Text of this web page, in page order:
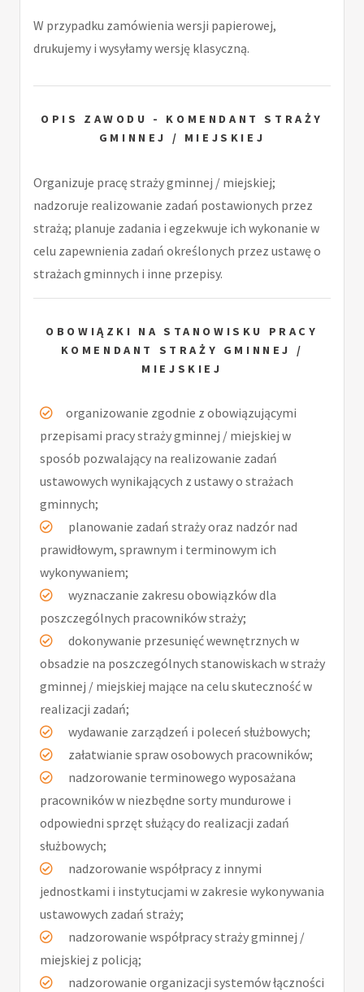
W przypadku zamówienia wersji papierowej,
drukujemy i wysyłamy wersję klasyczną.
OPIS ZAWODU - KOMENDANT STRAŻY
GMINNEJ / MIEJSKIEJ
Organizuje pracę straży gminnej / miejskiej;
nadzoruje realizowanie zadań postawionych przez
strażą; planuje zadania i egzekwuje ich wykonanie w
celu zapewnienia zadań określonych przez ustawę o
strażach gminnych i inne przepisy.
OBOWIĄZKI NA STANOWISKU PRACY
KOMENDANT STRAŻY GMINNEJ /
MIEJSKIEJ
organizowanie zgodnie z obowiązującymi
przepisami pracy straży gminnej / miejskiej w
sposób pozwalający na realizowanie zadań
ustawowych wynikających z ustawy o strażach
gminnych;
planowanie zadań straży oraz nadzór nad
prawidłowym, sprawnym i terminowym ich
wykonywaniem;
wyznaczanie zakresu obowiązków dla
poszczególnych pracowników straży;
dokonywanie przesunięć wewnętrznych w
obsadzie na poszczególnych stanowiskach w straży
gminnej / miejskiej mające na celu skuteczność w
realizacji zadań;
wydawanie zarządzeń i poleceń służbowych;
załatwianie spraw osobowych pracowników;
nadzorowanie terminowego wyposażana
pracowników w niezbędne sorty mundurowe i
odpowiedni sprzęt służący do realizacji zadań
służbowych;
nadzorowanie współpracy z innymi
jednostkami i instytucjami w zakresie wykonywania
ustawowych zadań straży;
nadzorowanie współpracy straży gminnej /
miejskiej z policją;
nadzorowanie organizacji systemów łączności